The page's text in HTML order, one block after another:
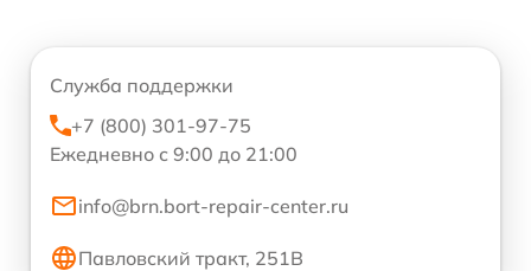
Служба поддержки
+7 (800) 301-97-75
Ежедневно с 9:00 до 21:00
info@brn.bort-repair-center.ru
Павловский тракт, 251В